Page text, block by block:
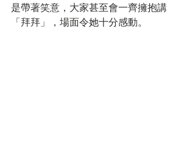
是帶著笑意，大家甚至會一齊擁抱講
「拜拜」，場面令她十分感動。